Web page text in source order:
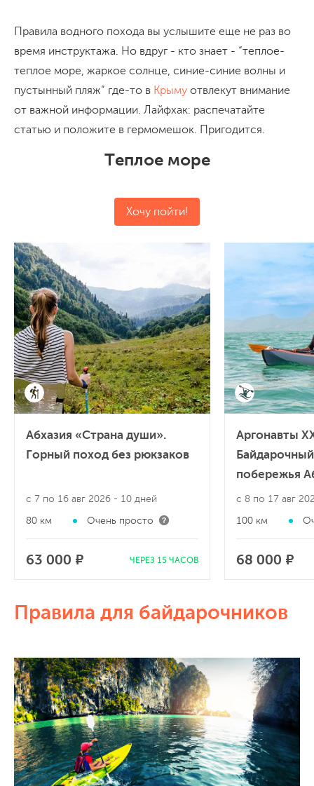
Правила водного похода вы услышите еще не раз во
время инструктажа. Но вдруг - кто знает - “теплое-
теплое море, жаркое солнце, синие-синие волны и
пустынный пляж” где-то в Крыму отвлекут внимание
от важной информации. Лайфхак: распечатайте
статью и положите в гермомешок. Пригодится.
Теплое море
Хочу пойти!
Абхазия «Страна души».
Горный поход без рюкзаков
с 7 по 16 авг 2026 - 10 дней
80 км Очень просто
63 000 ₽ ЧЕРЕЗ 15 ЧАСОВ
Аргонавты
побережья
с 8 по 17 авг
100 км
68 000 ₽
Правила для байдарочников